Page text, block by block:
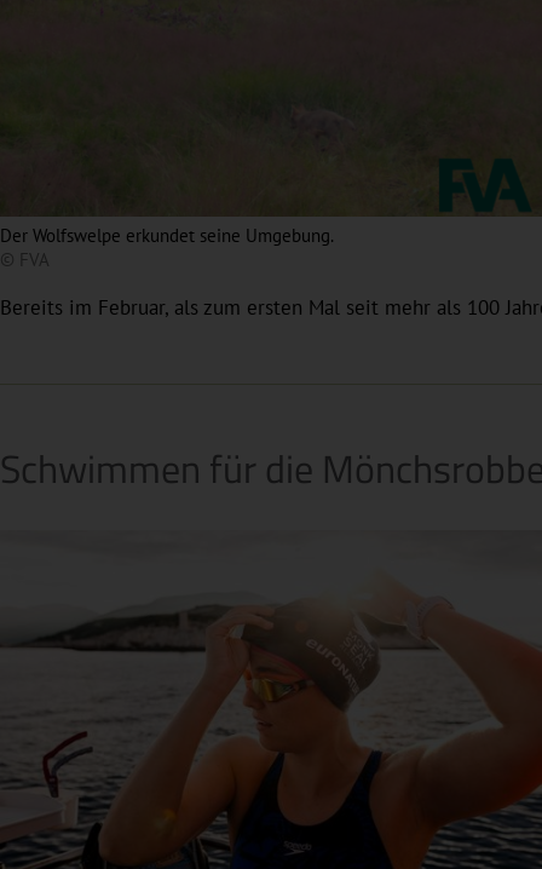
Der Wolfswelpe erkundet seine Umgebung.
© FVA
Bereits im Februar, als zum ersten Mal seit mehr als 100
Schwimmen für die